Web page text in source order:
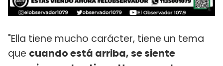
"Ella tiene mucho carácter, tiene un tema
que cuando está arriba, se siente